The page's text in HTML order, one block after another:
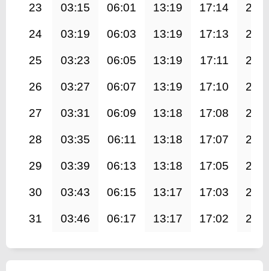
23 03:15 06:01 13:19 17:14
24 03:19 06:03 13:19 17:13
25 03:23 06:05 13:19 17:11
26 03:27 06:07 13:19 17:10
27 03:31 06:09 13:18 17:08
28 03:35 06:11 13:18 17:07
29 03:39 06:13 13:18 17:05
30 03:43 06:15 13:17 17:03
31 03:46 06:17 13:17 17:02